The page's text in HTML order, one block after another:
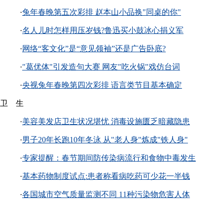
·兔年春晚第五次彩排 赵本山小品换"同桌的你"
·名人儿时怎样用压岁钱?鲁迅买小鼓冰心捐义军
·网络“客文化”是“意见领袖”还是广告卧底?
·"葛优体"引发造句大赛 网友"吃火锅"戏仿台词
·央视兔年春晚第四次彩排 语言类节目基本确定
卫 生
·美容美发店卫生状况堪忧 消毒设施匮乏暗藏隐患
·男子20年长跑10年冬泳 从"老人身"炼成"铁人身"
·专家提醒：春节期间防传染病流行和食物中毒发生
·基本药物制度试点:患者称看病吃药可少花一半钱
·各国城市空气质量监测不同 11种污染物危害人体